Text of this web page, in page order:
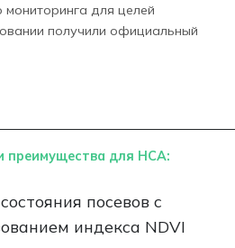
для целей
получили официальный
преимущества для НСА:
посевов с
индекса NDVI